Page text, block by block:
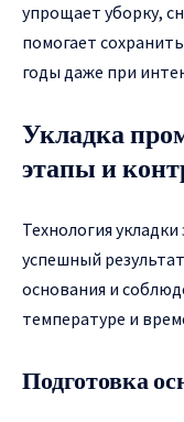
упрощает уборку,
помогает
годы даже при
Укладка
этапы и
Технология
успешный
основания и
температуре и
Подготовка